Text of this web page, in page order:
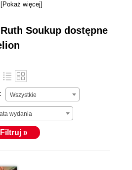
[Pokaż więcej]
Soukup dostępne
Wszystkie
wydania
Filtruj »